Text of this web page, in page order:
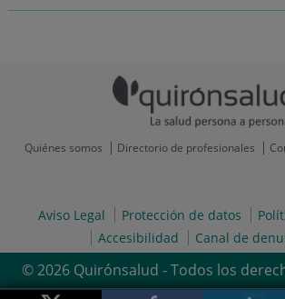
Quiénes somos Directorio de profesionales
Aviso Legal Protección de datos
Accesibilidad
Canal de
© 2026 Quirónsalud - Todos los